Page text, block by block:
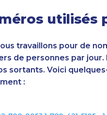
utilisés
travaillons pour de
de personnes par
sortants. Voici
: